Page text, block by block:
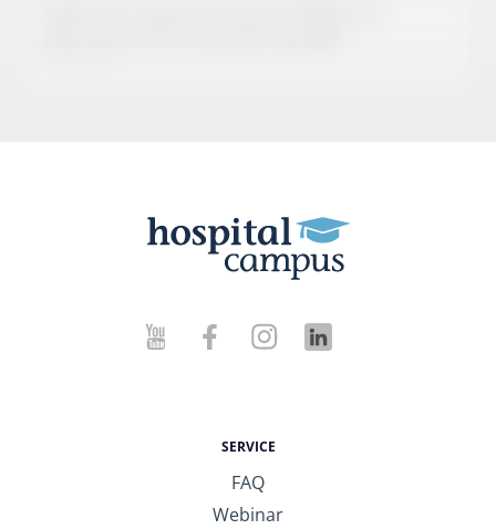
SERVICE
FAQ
Webinar